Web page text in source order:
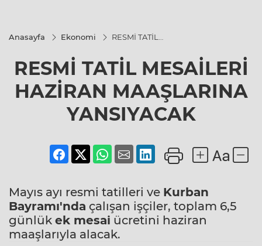
Anasayfa Ekonomi
RESMİ TATİL
HAZİRAN
MAAŞLARINA
YANSIYACAK
RESMİ TATİL MESAİLERİ
HAZİRAN MAAŞLARINA
YANSIYACAK
Mayıs ayı resmi tatilleri ve Kurban
Bayramı'nda çalışan işçiler, toplam 6,5
günlük ek mesai ücretini haziran
maaşlarıyla alacak.